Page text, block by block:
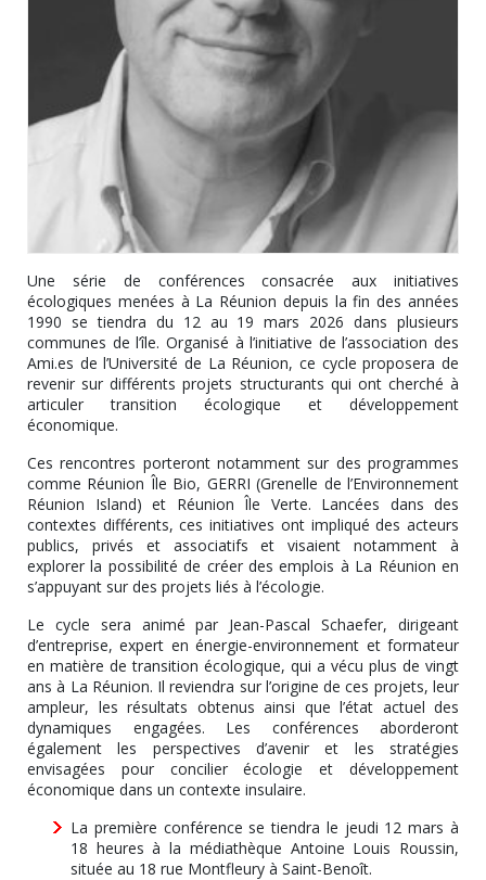
Une série de conférences consacrée aux initiatives
écologiques menées à La Réunion depuis la fin des années
1990 se tiendra du 12 au 19 mars 2026 dans plusieurs
communes de l’île. Organisé à l’initiative de l’association des
Ami.es de l’Université de La Réunion, ce cycle proposera de
revenir sur différents projets structurants qui ont cherché à
articuler transition écologique et développement
économique.
Ces rencontres porteront notamment sur des programmes
comme Réunion Île Bio, GERRI (Grenelle de l’Environnement
Réunion Island) et Réunion Île Verte. Lancées dans des
contextes différents, ces initiatives ont impliqué des acteurs
publics, privés et associatifs et visaient notamment à
explorer la possibilité de créer des emplois à La Réunion en
s’appuyant sur des projets liés à l’écologie.
Le cycle sera animé par Jean-Pascal Schaefer, dirigeant
d’entreprise, expert en énergie-environnement et formateur
en matière de transition écologique, qui a vécu plus de vingt
ans à La Réunion. Il reviendra sur l’origine de ces projets, leur
ampleur, les résultats obtenus ainsi que l’état actuel des
dynamiques engagées. Les conférences aborderont
également les perspectives d’avenir et les stratégies
envisagées pour concilier écologie et développement
économique dans un contexte insulaire.
La première conférence se tiendra le jeudi 12 mars à
18 heures à la médiathèque Antoine Louis Roussin,
située au 18 rue Montfleury à Saint-Benoît.